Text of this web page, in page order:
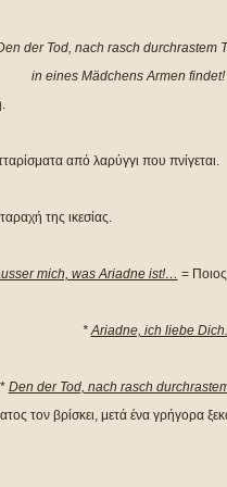
der Tod, nach rasch durchrastem
in eines Mädchens Armen findet!
από λαρύγγι που πνίγεται.
της ικεσίας.
mich, was Ariadne ist!… = Ποιος
*Ariadne, ich liebe
* Den der Tod, nach rasch
τον βρίσκει, μετά ένα γρήγορα